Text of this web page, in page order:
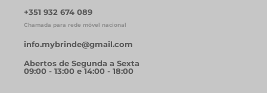
+351 932 674 089
Chamada para rede móvel nacional
info.mybrinde@gmail.com
Abertos de Segunda a Sexta
09:00 - 13:00 e 14:00 - 18:00